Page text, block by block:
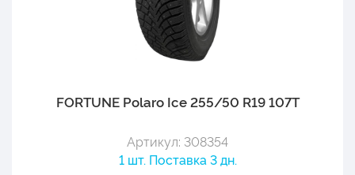
FORTUNE Polaro Ice 255/50 R19 107T
Артикул: 308354
1 шт. Поставка 3 дн.